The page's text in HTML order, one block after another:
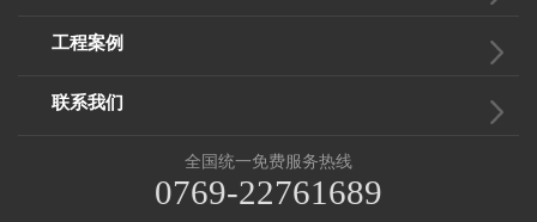
工程案例
联系我们
全国统一免费服务热线
0769-22761689